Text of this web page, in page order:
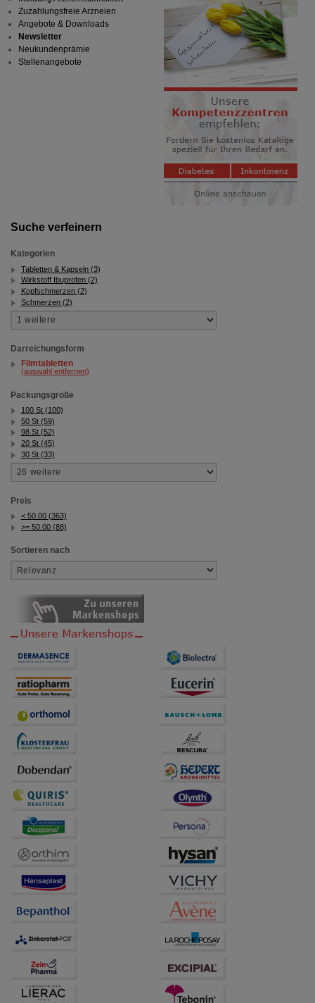
Suche verfeinern
Kategorien
Tabletten & Kapseln (3)
Wirkstoff Ibuprofen (2)
Kopfschmerzen (2)
Schmerzen (2)
Darreichungsform
Filmtabletten
(auswahl entfernen)
Packungsgröße
100 St (100)
50 St (59)
98 St (52)
20 St (45)
30 St (33)
Preis
< 50.00 (363)
>= 50.00 (88)
Sortieren nach
Zuzahlungsfreie Arzneien
Angebote & Downloads
Newsletter
Neukundenprämie
Stellenangebote